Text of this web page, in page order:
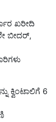
ಖರೀದಿ
ಬೀದರ್,
ಕ್ವಿಂಟಾಲಿಗೆ 6